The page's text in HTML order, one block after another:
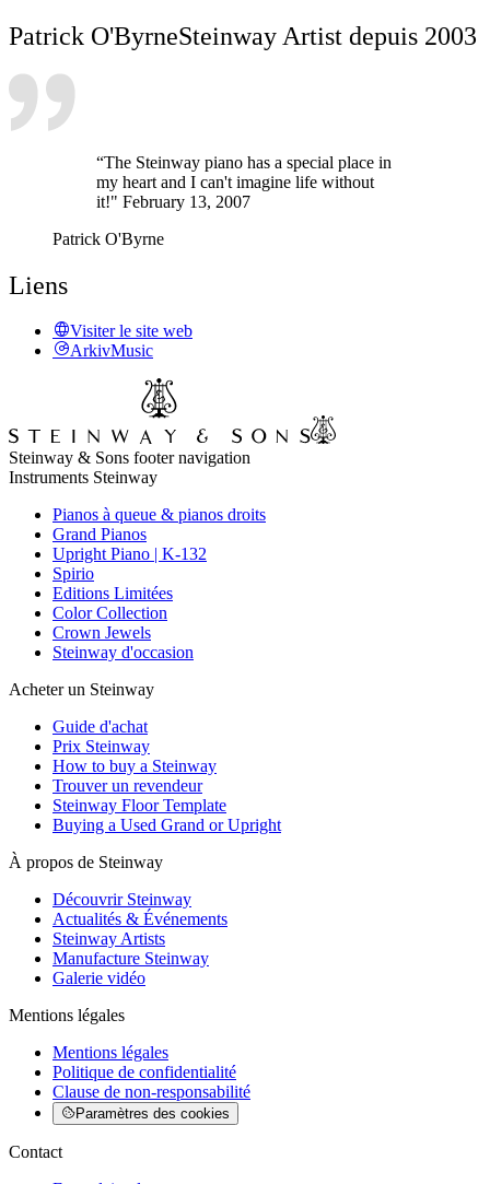
Patrick O'ByrneSteinway Artist depuis 2003
“The Steinway piano has a special place in
my heart and I can't imagine life without
it!" February 13, 2007
Patrick O'Byrne
Liens
Visiter le site web
ArkivMusic
Steinway & Sons footer navigation
Instruments Steinway
Pianos à queue & pianos droits
Grand Pianos
Upright Piano | K-132
Spirio
Editions Limitées
Color Collection
Crown Jewels
Steinway d'occasion
Acheter un Steinway
Guide d'achat
Prix Steinway
How to buy a Steinway
Trouver un revendeur
Steinway Floor Template
Buying a Used Grand or Upright
À propos de Steinway
Découvrir Steinway
Actualités & Événements
Steinway Artists
Manufacture Steinway
Galerie vidéo
Mentions légales
Mentions légales
Politique de confidentialité
Clause de non-responsabilité
Paramètres des cookies
Contact